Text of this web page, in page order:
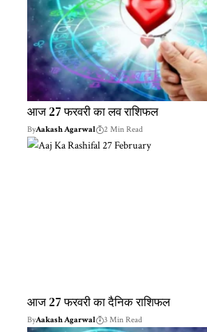
आज 27 फरवरी का लव राशिफल
ByAakash Agarwal 2 Min Read
आज 27 फरवरी का दैनिक राशिफल
ByAakash Agarwal 3 Min Read